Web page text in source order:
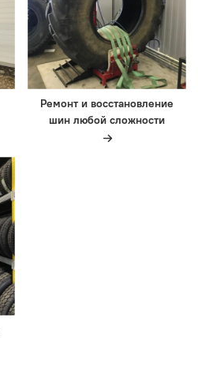
Ремонт и восстановление
шин любой сложности